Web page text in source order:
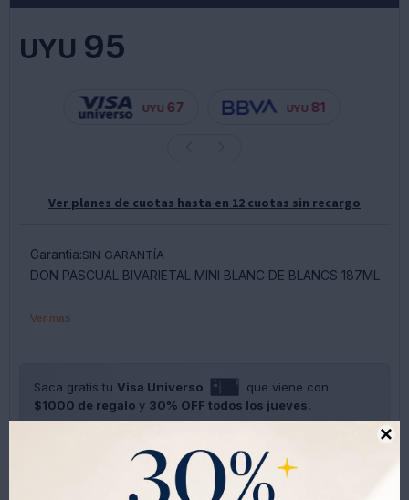

UYU 95
UYU 67 UYU 81
Ver planes de cuotas hasta en 12 cuotas sin recargo
Garantia:SIN GARANTÍA
DON PASCUAL BIVARIETAL MINI BLANC DE BLANCS 187ML
Ver mas
Saca gratis tu Visa Universo
que viene con
$1000 de regalo y 30% OFF todos los jueves.
 